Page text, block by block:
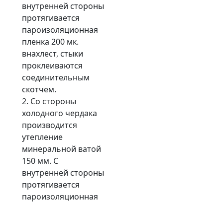
внутренней стороны
протягивается
пароизоляционная
пленка 200 мк.
внахлест, стыки
проклеиваются
соединительным
скотчем.
2. Со стороны
холодного чердака
производится
утепление
минеральной ватой
150 мм. С
внутренней стороны
протягивается
пароизоляционная